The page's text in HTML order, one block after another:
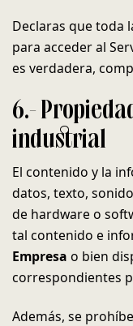
Declaras que toda
para acceder al
es verdadera,
6.-
industrial
El contenido y la
datos, texto,
de hardware o
tal contenido e
Empresa o bien
correspondientes
Además, se